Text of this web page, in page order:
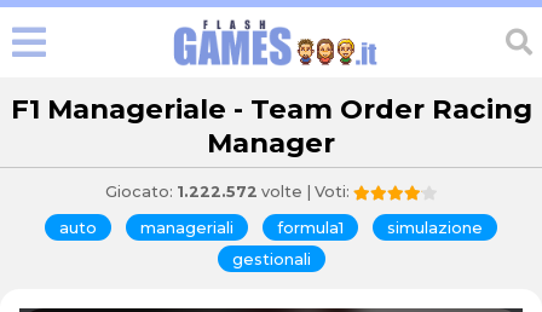
F1 Manageriale - Team Order Racing
Manager
Giocato: 1.222.572 volte | Voti:
auto manageriali formula1
simulazione
gestionali